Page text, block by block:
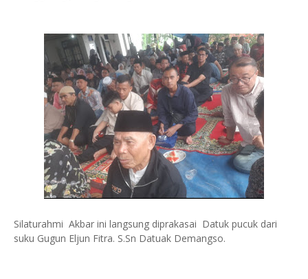
Silaturahmi Akbar ini langsung diprakasai Datuk pucuk dari
suku Gugun Eljun Fitra. S.Sn Datuak Demangso.